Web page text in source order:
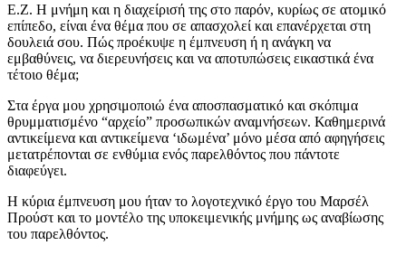
Ε.Ζ. Η μνήμη και η διαχείρισή της στο παρόν, κυρίως σε ατομικό
επίπεδο, είναι ένα θέμα που σε απασχολεί και επανέρχεται στη
δουλειά σου. Πώς προέκυψε η έμπνευση ή η ανάγκη να
εμβαθύνεις, να διερευνήσεις και να αποτυπώσεις εικαστικά ένα
τέτοιο θέμα;
Στα έργα μου χρησιμοποιώ ένα αποσπασματικό και σκόπιμα
θρυμματισμένο “αρχείο” προσωπικών αναμνήσεων. Καθημερινά
αντικείμενα και αντικείμενα ‘ιδωμένα’ μόνο μέσα από αφηγήσεις
μετατρέπονται σε ενθύμια ενός παρελθόντος που πάντοτε
διαφεύγει.
Η κύρια έμπνευση μου ήταν το λογοτεχνικό έργο του Μαρσέλ
Προύστ και το μοντέλο της υποκειμενικής μνήμης ως αναβίωσης
του παρελθόντος.